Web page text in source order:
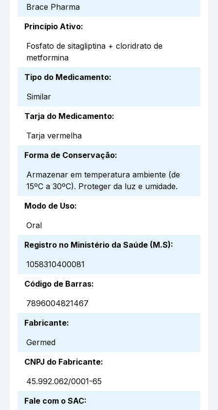
Brace Pharma
Princípio Ativo:
Fosfato de sitagliptina + cloridrato de
metformina
Tipo do Medicamento:
Similar
Tarja do Medicamento:
Tarja vermelha
Forma de Conservação:
Armazenar em temperatura ambiente (de
15ºC a 30ºC). Proteger da luz e umidade.
Modo de Uso:
Oral
Registro no Ministério da Saúde (M.S):
1058310400081
Código de Barras:
7896004821467
Fabricante:
Germed
CNPJ do Fabricante:
45.992.062/0001-65
Fale com o SAC: